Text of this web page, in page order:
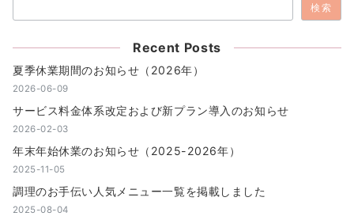
検索
Recent Posts
夏季休業期間のお知らせ（2026年）
2026-06-09
サービス料金体系改定および新プラン導入のお知らせ
2026-02-03
年末年始休業のお知らせ（2025-2026年）
2025-11-05
調理のお手伝い人気メニュー一覧を掲載しました
2025-08-04